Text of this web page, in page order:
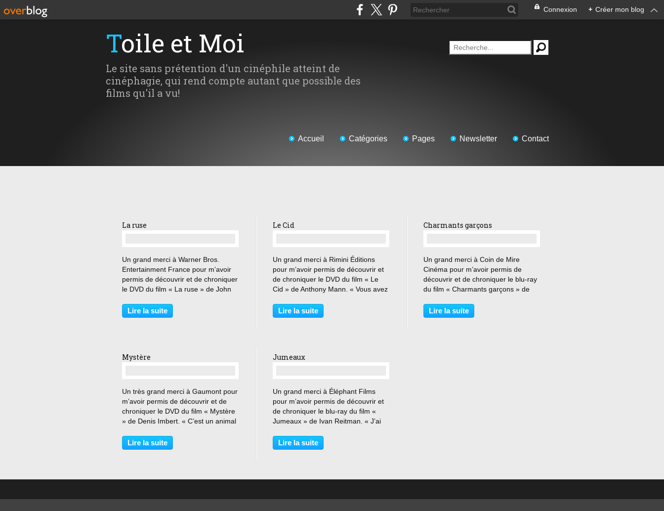
Connexion + Créer mon blog
Toile et Moi
Le site sans prétention d'un cinéphile atteint de
cinéphagie, qui rend compte autant que possible des
films qu'il a vu!
Accueil Catégories Pages Newsletter Contact
La ruse
Un grand merci à Warner Bros.
Entertainment France pour m’avoir
permis de découvrir et de chroniquer
le DVD du film « La ruse » de John
une mystification. Notre entreprise
doit être suffisamment incroyable
Lire la suite
Le Cid
Un grand merci à Rimini Éditions
pour m’avoir permis de découvrir et
de chroniquer le DVD du film « Le
Cid » de Anthony Mann. « Vous avez
votre fiancée mais vers votre
destinée » XIè siècle, en Espagne.
Lire la suite
Charmants garçons
Un grand merci à Coin de Mire
Cinéma pour m’avoir permis de
découvrir et de chroniquer le blu-ray
du film « Charmants garçons » de
pareils ! » Lulu, chanteuse et
danseuse dans un grand cabaret
Lire la suite
Mystère
Un très grand merci à Gaumont pour
m’avoir permis de découvrir et de
chroniquer le DVD du film « Mystère
» de Denis Imbert. « C’est un animal
forêt » Stéphane décide
d’emménager dans les belles
Lire la suite
Jumeaux
Un grand merci à Éléphant Films
pour m’avoir permis de découvrir et
de chroniquer le blu-ray du film «
Jumeaux » de Ivan Reitman. « J’ai
une ile située entre Bora-Bora et
l’Australie depuis sa naissance. Il n’a
Lire la suite